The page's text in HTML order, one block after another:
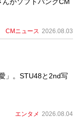
CMニュース 2026.08.03
」。STU48と2nd写
エンタメ 2026.08.04